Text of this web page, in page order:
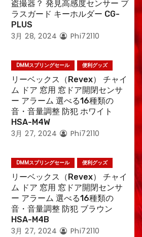
盗撮器？ 発見高感度センサー プ
ラスガード キーホルダー CG-
PLUS
3月 28, 2024 Phi72110
DMMスプリングセール 便利グッズ
リーベックス（Revex） チャイ
ム ドア 窓用 窓ドア開閉センサ
ー アラーム 選べる16種類の
音・音量調整 防犯 ホワイト
HSA-M4W
3月 27, 2024 Phi72110
DMMスプリングセール 便利グッズ
リーベックス（Revex） チャイ
ム ドア 窓用 窓ドア開閉センサ
ー アラーム 選べる16種類の
音・音量調整 防犯 ブラウン
HSA-M4B
3月 27, 2024 Phi72110